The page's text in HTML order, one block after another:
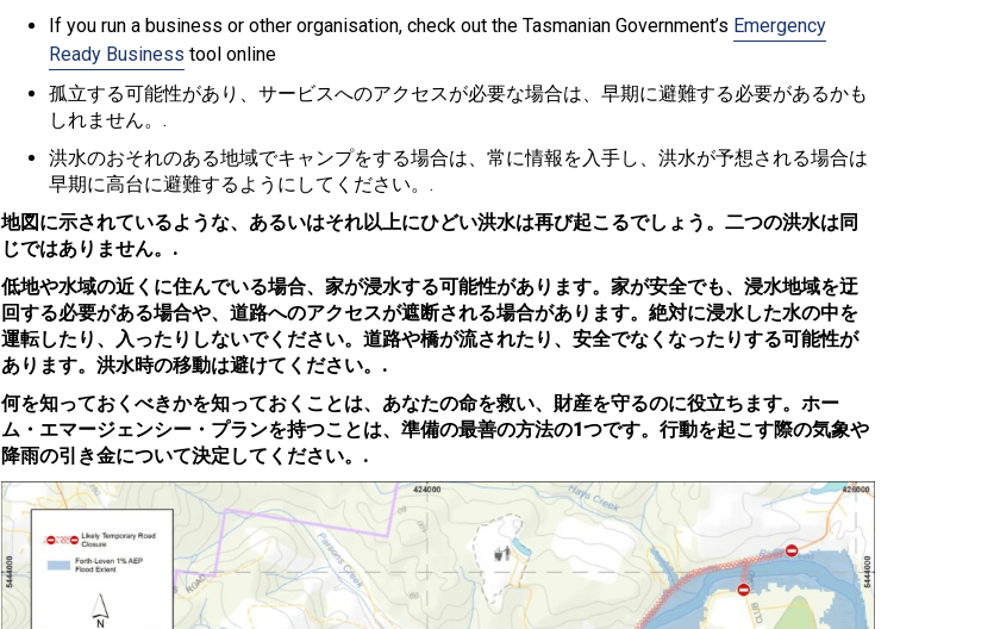
If you run a business or other organisation, check out the Tasmanian Government’s Emergency
Ready Business tool online
孤立する可能性があり、サービスへのアクセスが必要な場合は、早期に避難する必要があるかも
しれません。.
洪水のおそれのある地域でキャンプをする場合は、常に情報を入手し、洪水が予想される場合は
早期に高台に避難するようにしてください。.
地図に示されているような、あるいはそれ以上にひどい洪水は再び起こるでしょう。二つの洪水は同
じではありません。.
低地や水域の近くに住んでいる場合、家が浸水する可能性があります。家が安全でも、浸水地域を迂
回する必要がある場合や、道路へのアクセスが遮断される場合があります。絶対に浸水した水の中を
運転したり、入ったりしないでください。道路や橋が流されたり、安全でなくなったりする可能性が
あります。洪水時の移動は避けてください。.
何を知っておくべきかを知っておくことは、あなたの命を救い、財産を守るのに役立ちます。ホー
ム・エマージェンシー・プランを持つことは、準備の最善の方法の1つです。行動を起こす際の気象や
降雨の引き金について決定してください。.